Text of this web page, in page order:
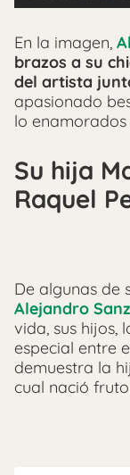
En la imagen,
brazos a su
del artista
apasionado
lo
Su hija
Raquel
De algunas de
Alejandro Sanz
vida, sus hijos,
especial entre
demuestra la
cual nació